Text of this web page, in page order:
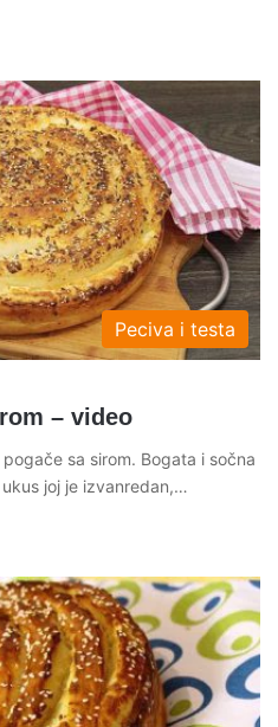
Peciva i testa
– video
sa sirom. Bogata i sočna
joj je izvanredan,…